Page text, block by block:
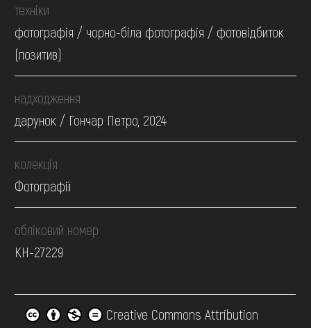
техніки
фотографія / чорно-біла фотографія / фотовідбиток
(позитив)
надходження
дарунок / Гончар Петро, 2024
колекція
Фотографії
обліковий номер
КН-27229
Creative Commons Attribution